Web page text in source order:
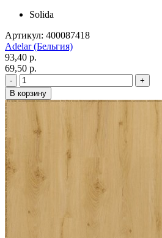
Solida
Артикул: 400087418
Adelar (Бельгия)
93,40 p.
69,50 p.